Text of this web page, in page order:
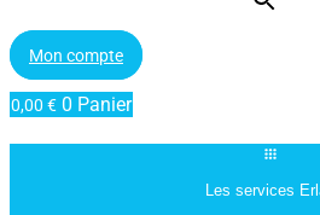
Mon compte
0,00 € 0 Panier
Les services